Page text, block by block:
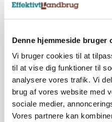
Denne hjemmeside bruger
Vi bruger cookies til at
til at vise dig funktioner til
analysere vores trafik. Vi
brug af vores website med
sociale medier,
Vores partnere kan
KVÆG
Snart kan man søge